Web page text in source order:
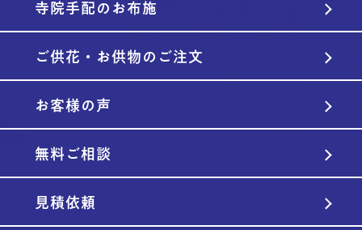
寺院手配のお布施
ご供花・お供物のご注文
お客様の声
無料ご相談
見積依頼